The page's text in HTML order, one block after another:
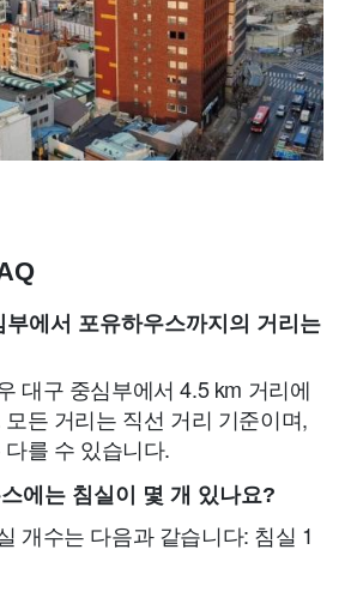
부에서 포유하우스까지의 거리는
대구 중심부에서 4.5 km 거리에
든 거리는 직선 거리 기준이며,
를 수 있습니다.
에는 침실이 몇 개 있나요?
개수는 다음과 같습니다: 침실 1